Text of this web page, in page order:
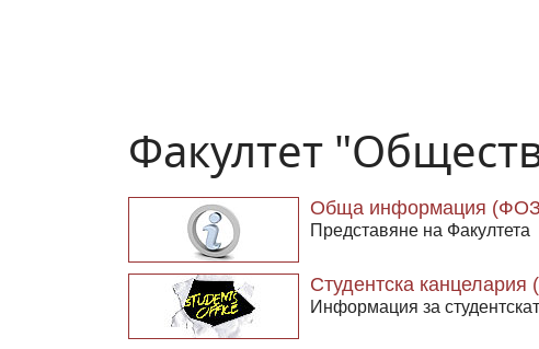
Факултет
Обща информация
Представяне на Факултета
Студентска
Информация за